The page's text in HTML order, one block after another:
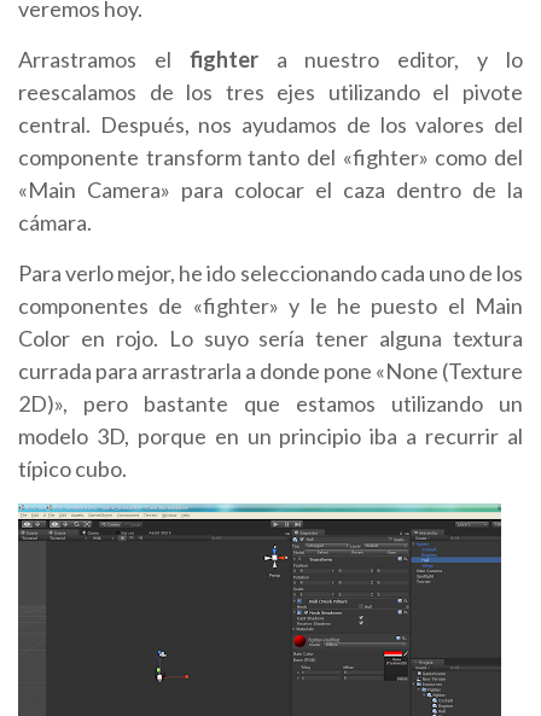
veremos hoy.
Arrastramos el fighter a nuestro editor, y lo
reescalamos de los tres ejes utilizando el pivote
central. Después, nos ayudamos de los valores del
componente transform tanto del «fighter» como del
«Main Camera» para colocar el caza dentro de la
cámara.
Para verlo mejor, he ido seleccionando cada uno de los
componentes de «fighter» y le he puesto el Main
Color en rojo. Lo suyo sería tener alguna textura
currada para arrastrarla a donde pone «None (Texture
2D)», pero bastante que estamos utilizando un
modelo 3D, porque en un principio iba a recurrir al
típico cubo.